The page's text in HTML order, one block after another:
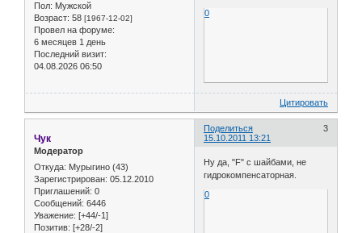
Пол: Мужской
Возраст: 58 [1967-12-02]
Провел на форуме:
6 месяцев 1 день
Последний визит:
04.08.2026 06:50
0
Цитировать
Поделиться
3
15.10.2011 13:21
Чук
Модератор
Откуда: Мурыгино (43)
Зарегистрирован: 05.12.2010
Приглашений: 0
Сообщений: 6446
Уважение: [+44/-1]
Позитив: [+28/-2]
Ну да, "F" с шайбами, не
гидрокомпенсаторная.
0